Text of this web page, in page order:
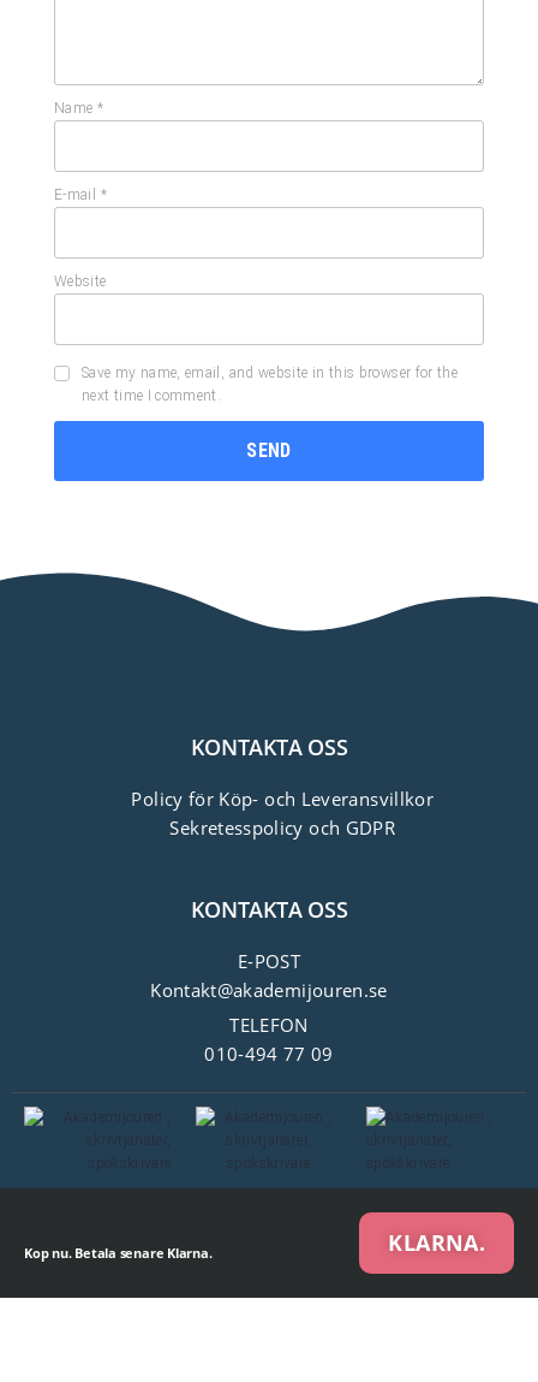
Name *
E-mail *
Website
Save my name, email, and website in this browser for the
next time I comment.
KONTAKTA OSS
Policy för Köp- och Leveransvillkor
Sekretesspolicy och GDPR
KONTAKTA OSS
E-POST
Kontakt@akademijouren.se
TELEFON
010-494 77 09
Kop nu. Betala senare Klarna. KLARNA.